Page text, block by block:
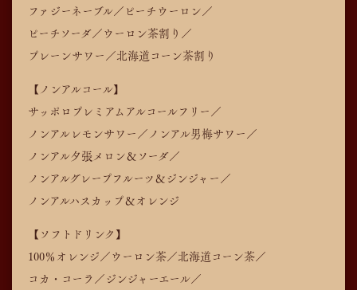
ファジーネーブル／ピーチウーロン／
ピーチソーダ／ウーロン茶割り／
プレーンサワー／北海道コーン茶割り
【ノンアルコール】
サッポロプレミアムアルコールフリー／
ノンアルレモンサワー／ノンアル男梅サワー／
ノンアル夕張メロン＆ソーダ／
ノンアルグレープフルーツ＆ジンジャー／
ノンアルハスカップ＆オレンジ
【ソフトドリンク】
100％オレンジ／ウーロン茶／北海道コーン茶／
コカ・コーラ／ジンジャーエール／